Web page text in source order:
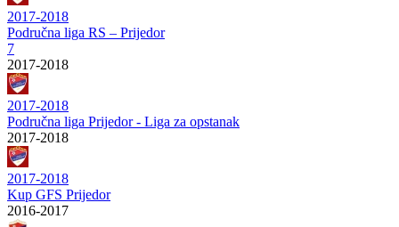
2017-2018
Područna liga RS – Prijedor
7
2017-2018
2017-2018
Područna liga Prijedor - Liga za opstanak
2017-2018
2017-2018
Kup GFS Prijedor
2016-2017